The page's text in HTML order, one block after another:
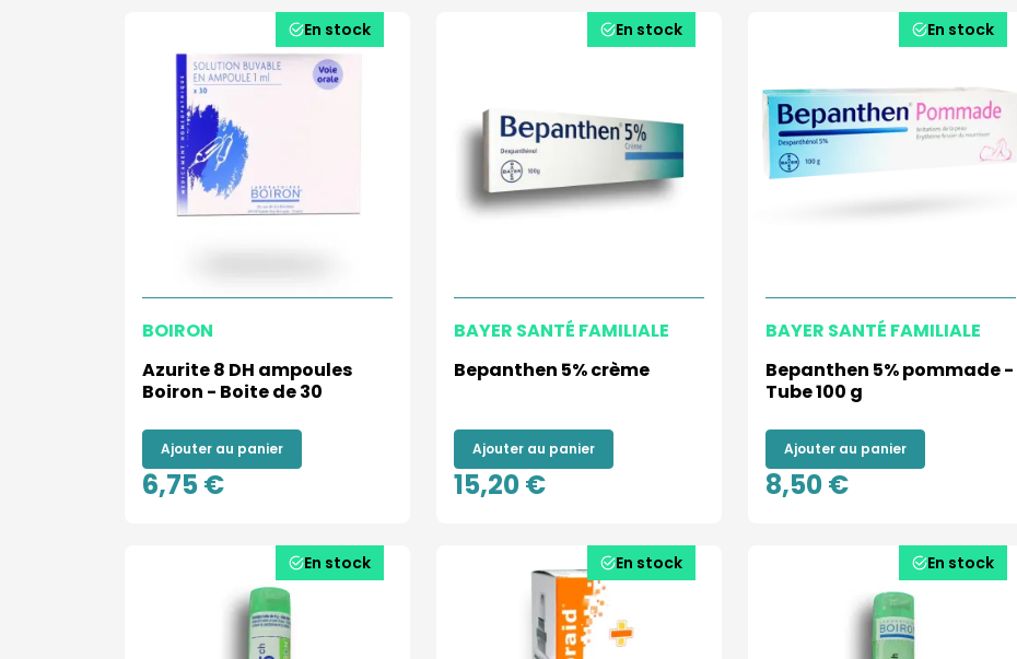
En stock
BOIRON
Azurite 8 DH ampoules
Boiron - Boite de 30
Ajouter au panier
6,75 €
En stock
BAYER SANTÉ FAMILIALE
Bepanthen 5% crème
Ajouter au panier
15,20 €
En stock
BAYER SANTÉ FAMILIALE
Bepanthen 5% pommade -
Tube 100 g
Ajouter au panier
8,50 €
En stock En stock En stock